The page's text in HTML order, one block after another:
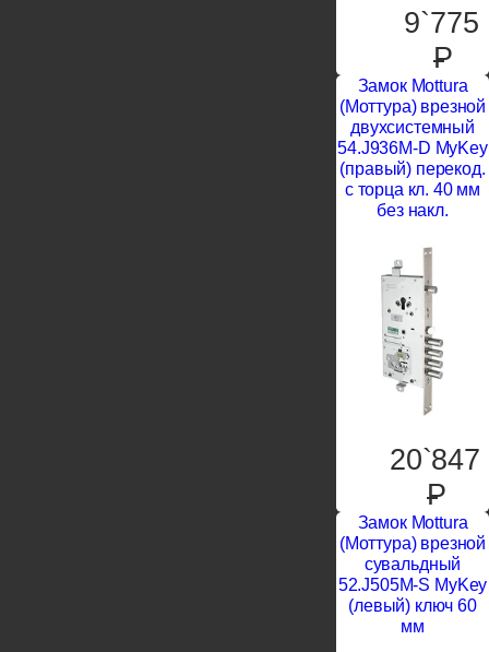
9`775
P
Замок Mottura
(Моттура) врезной
двухсистемный
54.J936M-D MyKey
(правый) перекод.
с торца кл. 40 мм
без накл.
20`847
P
Замок Mottura
(Моттура) врезной
сувальдный
52.J505M-S MyKey
(левый) ключ 60
мм